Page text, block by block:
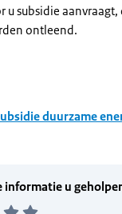
u subsidie
ontleend.
duurzame